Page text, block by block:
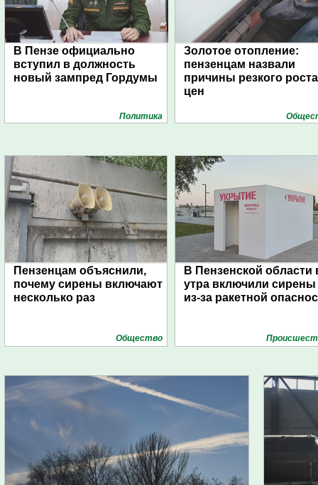
В Пензе официально
вступил в должность
новый зампред Гордумы
Политика
Золотое отопление:
пензенцам назвали
причины резкого роста
цен
Пензенцам объяснили,
почему сирены включают
несколько раз
Общество
В Пензенской области
утра включили сирены
из-за ракетной